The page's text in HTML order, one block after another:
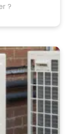
?